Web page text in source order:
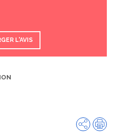
L'AVIS
Partager